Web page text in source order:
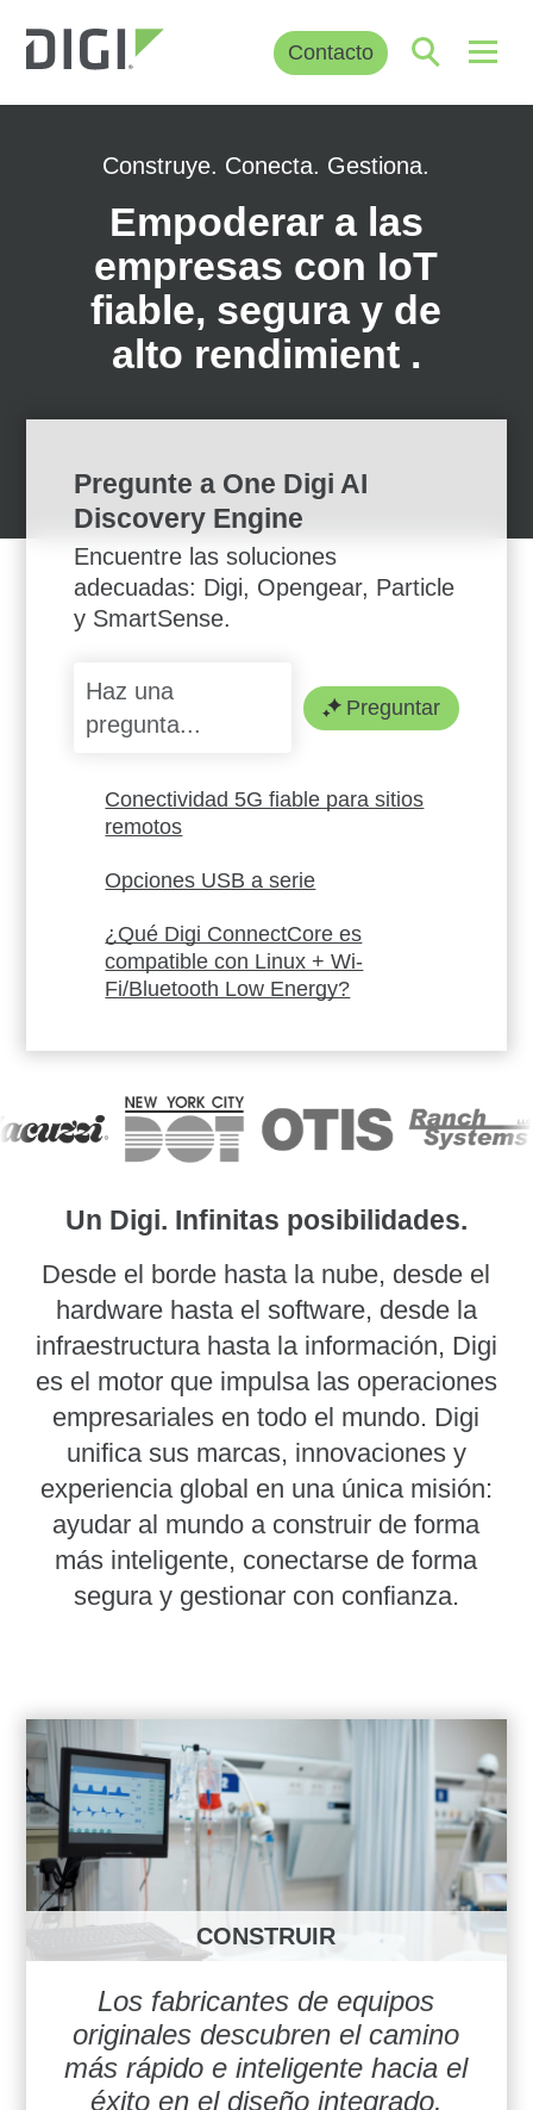
Contacto
Construye. Conecta. Gestiona.
Empoderar a las
empresas con IoT
fiable, segura y de
alto rendimient .
Pregunte a One Digi AI
Discovery Engine
Encuentre las soluciones
adecuadas: Digi, Opengear, Particle
y SmartSense.
Preguntar
Conectividad 5G fiable para sitios
remotos
Opciones USB a serie
¿Qué Digi ConnectCore es
compatible con Linux + Wi-
Fi/Bluetooth Low Energy?
Un Digi. Infinitas posibilidades.
Desde el borde hasta la nube, desde el
hardware hasta el software, desde la
infraestructura hasta la información, Digi
es el motor que impulsa las operaciones
empresariales en todo el mundo. Digi
unifica sus marcas, innovaciones y
experiencia global en una única misión:
ayudar al mundo a construir de forma
más inteligente, conectarse de forma
segura y gestionar con confianza.
CONSTRUIR
Los fabricantes de equipos
originales descubren el camino
más rápido e inteligente hacia el
éxito en el diseño integrado.